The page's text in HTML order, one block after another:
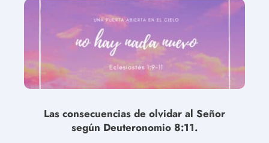
Las consecuencias de olvidar al Señor
según Deuteronomio 8:11.